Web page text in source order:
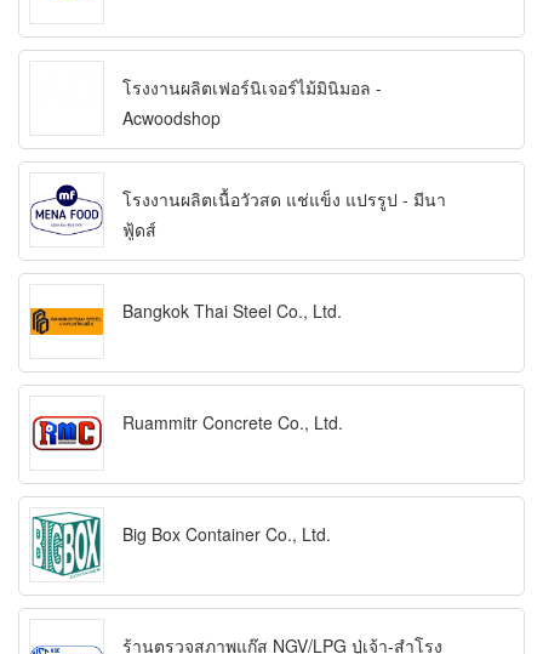
โรงงานผลิตเฟอร์นิเจอร์ไม้มินิมอล -
Acwoodshop
โรงงานผลิตเนื้อวัวสด แช่แข็ง แปรรูป - มีนา
ฟู้ดส์
Bangkok Thai Steel Co., Ltd.
Ruammitr Concrete Co., Ltd.
Big Box Container Co., Ltd.
ร้านตรวจสภาพแก๊ส NGV/LPG ปู่เจ้า-สำโรง